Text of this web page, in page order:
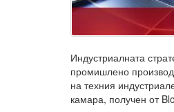
Индустриалната
промишлено
на техния
камара, получен от